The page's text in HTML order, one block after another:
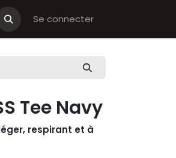
Se connecter
Tee Navy
respirant et à